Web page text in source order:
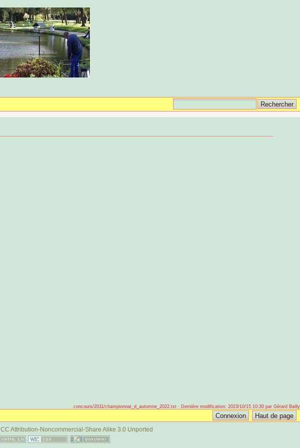
concours/2011/championnat_d_automne_2022.txt · Dernière modification: 2023/10/15 10:30 par Gérard Bailly
CC Attribution-Noncommercial-Share Alike 3.0 Unported